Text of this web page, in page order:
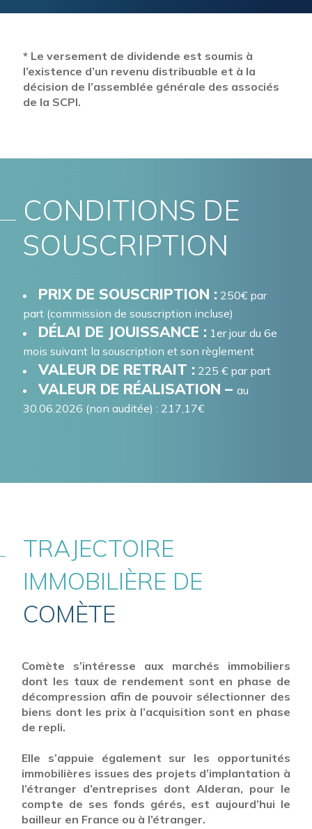
* Le versement de dividende est soumis à
l’existence d’un revenu distribuable et à la
décision de l’assemblée générale des associés
de la SCPI.
CONDITIONS DE
SOUSCRIPTION
PRIX DE SOUSCRIPTION :250€ par
part (commission de souscription incluse)
DÉLAI DE JOUISSANCE :1er jour du 6e
mois suivant la souscription et son règlement
VALEUR DE RETRAIT :225 € par part
VALEUR DE RÉALISATION – au
30.06.2026 (non auditée) : 217,17€
TRAJECTOIRE
IMMOBILIÈRE DE
COMÈTE
Comète s’intéresse aux marchés immobiliers
dont les taux de rendement sont en phase de
décompression afin de pouvoir sélectionner des
biens dont les prix à l’acquisition sont en phase
de repli.
Elle s’appuie également sur les opportunités
immobilières issues des projets d’implantation à
l’étranger d’entreprises dont Alderan, pour le
compte de ses fonds gérés, est aujourd’hui le
bailleur en France ou à l’étranger.